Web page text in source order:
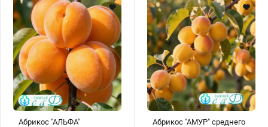
Хризантемы саженцы
Зелень и пряные травы
самоплодный
Абрикос "АЛЬФА"
срока
созревания
Абрикос "АМУР" среднего